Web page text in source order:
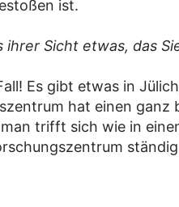
ist.
ihrer Sicht etwas, das
Es gibt etwas in
hat einen ganz
man trifft sich wie in